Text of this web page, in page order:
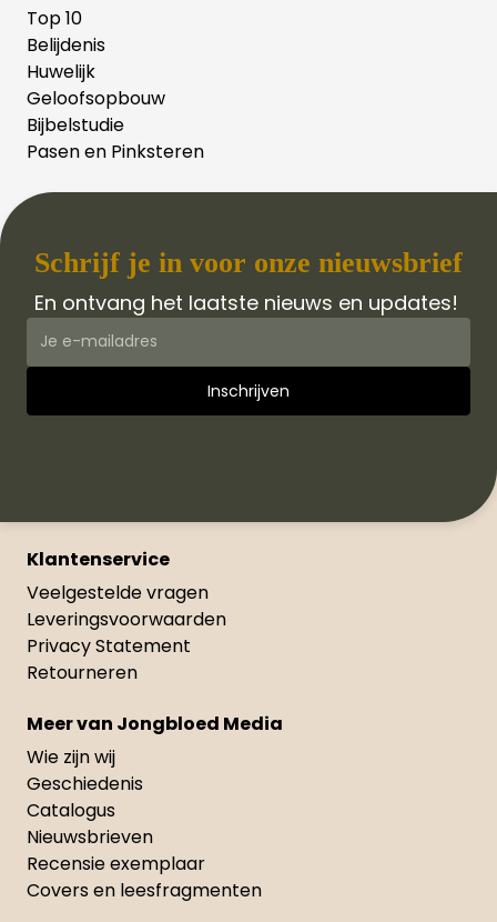
Top 10
Belijdenis
Huwelijk
Geloofsopbouw
Bijbelstudie
Pasen en Pinksteren
Schrijf je in voor onze nieuwsbrief
En ontvang het laatste nieuws en updates!
Klantenservice
Veelgestelde vragen
Leveringsvoorwaarden
Privacy Statement
Retourneren
Meer van Jongbloed Media
Wie zijn wij
Geschiedenis
Catalogus
Nieuwsbrieven
Recensie exemplaar
Covers en leesfragmenten